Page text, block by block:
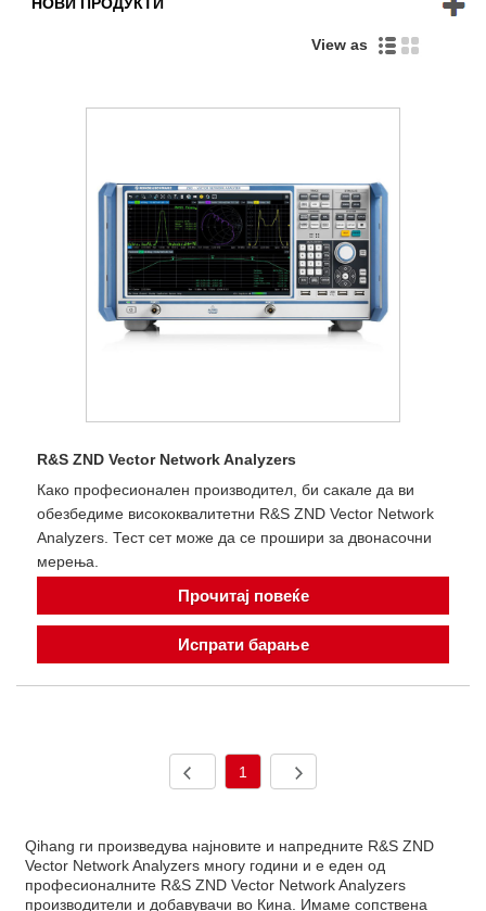
НОВИ ПРОДУКТИ
View as
R&S ZND Vector Network Analyzers
Како професионален производител, би сакале да ви
обезбедиме висококвалитетни R&S ZND Vector Network
Analyzers. Тест сет може да се прошири за двонасочни
мерења.
Прочитај повеќе
Испрати барање
1
Qihang ги произведува најновите и напредните R&S ZND
Vector Network Analyzers многу години и е еден од
професионалните R&S ZND Vector Network Analyzers
производители и добавувачи во Кина. Имаме сопствена